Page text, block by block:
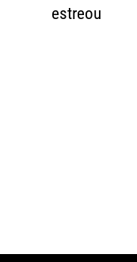
estreou